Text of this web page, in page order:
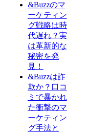
&Buzzのマ
ーケティン
グ戦略は時
代遅れ？実
は革新的な
秘密を発
見！
&Buzzは詐
欺か？口コ
ミで暴かれ
た衝撃のマ
ーケティン
グ手法と